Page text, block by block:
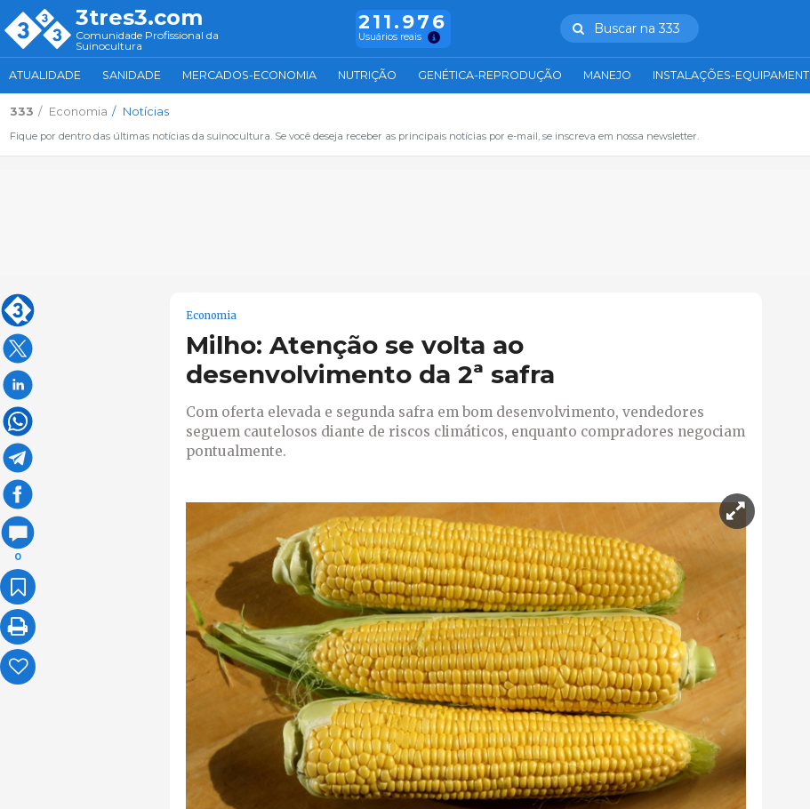
3tres3.com
Comunidade Profissional da
Suinocultura
211.976
Usuários reais
Buscar na 333
ATUALIDADE SANIDADE MERCADOS-ECONOMIA NUTRIÇÃO GENÉTICA-REPRODUÇÃO MANEJO INSTALAÇÕES-
333 Economia Notícias
Fique por dentro das últimas notícias da suinocultura. Se você deseja receber as principais notícias por e-mail, se inscreva em nossa newsletter.
0
Economia
Milho: Atenção se volta ao
desenvolvimento da 2ª safra
Com oferta elevada e segunda safra em bom desenvolvimento, vendedores
seguem cautelosos diante de riscos climáticos, enquanto compradores negociam
pontualmente.